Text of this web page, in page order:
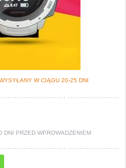
W CIĄGU 20-25 DNI
DNI PRZED WPROWADZENIEM